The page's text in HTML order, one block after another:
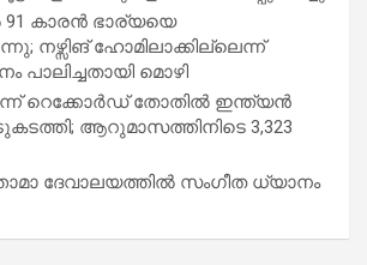
കാരൻ ഭാര്യയെ
നഴ്സിങ് ഹോമിലാക്കില്ലെന്ന്
പാലിച്ചതായി മൊഴി
റെക്കോർഡ് തോതിൽ ഇന്ത്യൻ
ആറുമാസത്തിനിടെ 3,323
ദേവാലയത്തിൽ സംഗീത ധ്യാനം